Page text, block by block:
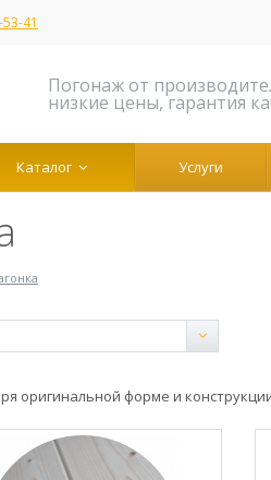
41
Погонаж от
низкие цены, гарантия
Каталог Услуги
оригинальной форме и